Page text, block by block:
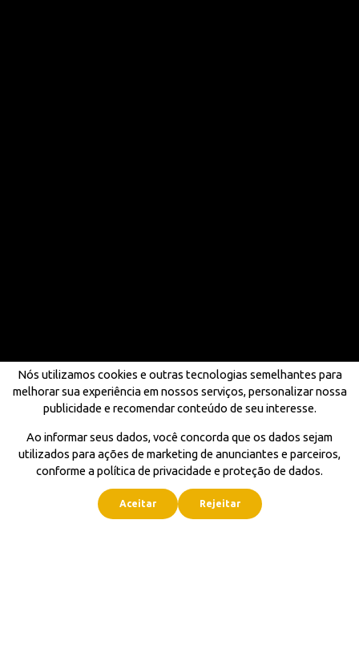
Nós utilizamos cookies e outras tecnologias semelhantes para
melhorar sua experiência em nossos serviços, personalizar nossa
publicidade e recomendar conteúdo de seu interesse.
Ao informar seus dados, você concorda que os dados sejam
utilizados para ações de marketing de anunciantes e parceiros,
conforme a política de privacidade e proteção de dados.
Aceitar Rejeitar